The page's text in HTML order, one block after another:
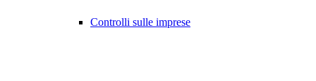
Controlli sulle imprese